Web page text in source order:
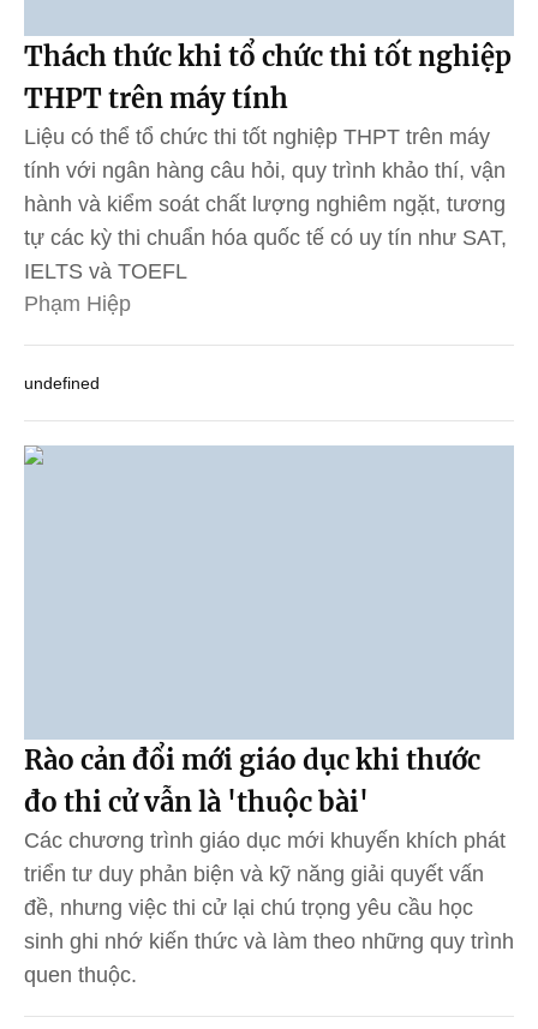
Thách thức khi tổ chức thi tốt nghiệp
THPT trên máy tính
Liệu có thể tổ chức thi tốt nghiệp THPT trên máy
tính với ngân hàng câu hỏi, quy trình khảo thí, vận
hành và kiểm soát chất lượng nghiêm ngặt, tương
tự các kỳ thi chuẩn hóa quốc tế có uy tín như SAT,
IELTS và TOEFL
Phạm Hiệp
undefined
Rào cản đổi mới giáo dục khi thước
đo thi cử vẫn là 'thuộc bài'
Các chương trình giáo dục mới khuyến khích phát
triển tư duy phản biện và kỹ năng giải quyết vấn
đề, nhưng việc thi cử lại chú trọng yêu cầu học
sinh ghi nhớ kiến thức và làm theo những quy trình
quen thuộc.